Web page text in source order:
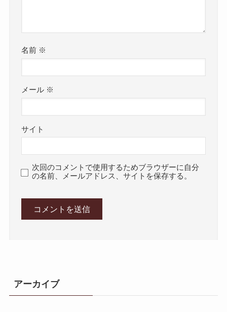
名前 ※
メール ※
サイト
次回のコメントで使用するためブラウザーに自分
の名前、メールアドレス、サイトを保存する。
アーカイブ